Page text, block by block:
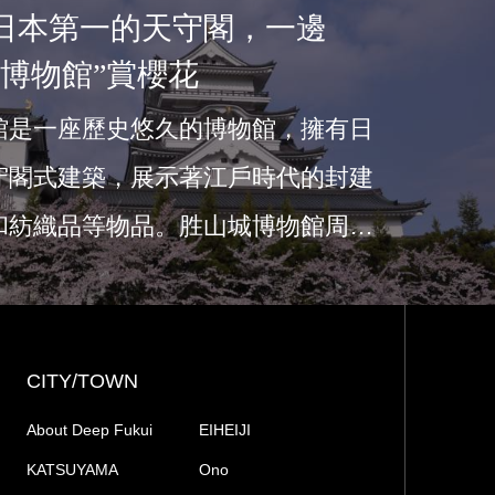
本第一的天守閣，一邊
物館”賞櫻花
一座歷史悠久的博物館，擁有日
閣式建築，展示著江戶時代的封建
紡織品等物品。胜山城博物館周邊
CITY/TOWN
About Deep Fukui EIHEIJI
KATSUYAMA Ono